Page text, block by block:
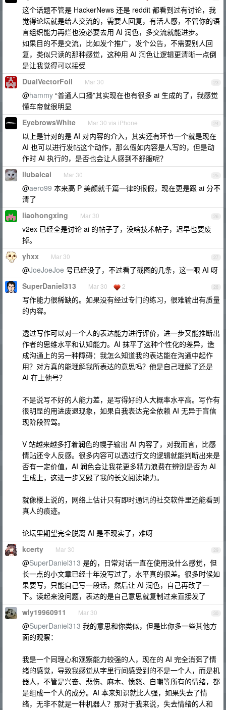
这个话题不管是 HackerNews 还是 reddit 都看到过有讨论，我
觉得论坛就是给人交流的，需要人回复，有活人感，不管你的语
言组织能力再烂也没必要去用 AI 润色，多交流就能进步。
如果目的不是交流，比如发个推广，发个公告，不需要别人回
复，类似只读的那种感觉，这种用 AI 润色让逻辑更清晰一点倒
是让我觉得可以接受
23
DualVectorFoil Mar 30
@hammy “普通人口播”其实现在也有很多 ai 生成的了，我感觉
懂车帝就很明显
24
EyebrowsWhite Mar 30 via iPhone
以上是针对的是 AI 对内容的介入，其实还有环节一个就是现在
AI 也可以进行发帖这个动作，那么假如内容是人写的，但是动
作时 AI 执行的，是否也会让人感到不舒服呢？
25
liubaicai Mar 30
@aero99 本来高 P 美颜就千篇一律的很假，现在更是跟 ai 分不
清了
26
liaohongxing Mar 30
v2ex 已经全是讨论 ai 的帖子了，没啥技术帖子，迟早也要废
掉。
27
yhxx Mar 30
@JoeJoeJoe 号已经没了，不过看了截图的几条，这一眼 AI 呀
28
SuperDaniel313 Mar 30 2
写作能力很稀缺的。如果没有经过专门的练习，很难输出有质量
的内容。
透过写作可以对一个人的表达能力进行评价，进一步又能推断出
作者的思维水平和认知能力。AI 抹平了这种个性化的差异，造
成沟通上的另一种障碍：我怎么知道我的表达能在沟通中起作
用？对方真的能理解我所表达的意思吗？他是自己理解了还是
AI 在上他号？
不是说写不好的人能力差，是写得好的人大概率水平高。写作有
很明显的用进废退现象，如果自我表达完全依赖 AI 无异于盲信
现阶段智驾。
V 站越来越多打着润色的幌子输出 AI 内容了，对我而言，比感
情贴还令人反感。很多内容可以透过行文的逻辑就能判断出来是
否有一定价值，AI 润色会让我花更多精力浪费在辨别是否为 AI
生成上，这进一步又毁了我的长文阅读能力。
就像楼上说的，网络上估计只有即时通讯的社交软件里还能看到
真人的痕迹。
论坛里期望完全脱离 AI 是不现实了，难呀
29
kcerty Mar 30
@SuperDaniel313 是的，日常对话一直在使用没什么感觉，但
长一点的小文章已经十年没写过了，水平真的很差。很多时候如
果要写，只能自己写一段话，然后让 AI 润色，自己再改了一
下。读起来没问题，表达的是自己意思就复制过来直接发了
30
wly19960911 Mar 30
@SuperDaniel313 我的意思和你类似，但是比你多一些其他方
面的观察：
我是一个同理心和观察能力较强的人，现在的 AI 完全消弭了情
绪的感觉，导致我感觉从字里行间感受到的不是一个人，而是机
器人，不管是兴奋、悲伤、麻木、愤怒、自嘲等所有的情绪，都
是组成一个人的成分。AI 本来知识就比人强，如果失去了情
绪，无非不就是一种机器人？那对于我来说，失去情绪的人和